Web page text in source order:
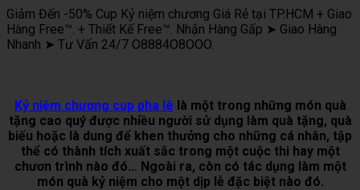
Giảm Đến -50% Cup Kỷ niệm chương Giá Rẻ tại TP.HCM + Giao
Hàng Free™. + Thiết Kế Free™. Nhận Hàng Gấp ➤ Giao Hàng
Nhanh ➤ Tư Vấn 24/7 O8884O8OOO.
Kỷ niệm chương cup pha lê là một trong những món quà
tặng cao quý được nhiều người sử dụng làm quà tặng, quà
biếu hoặc là dung để khen thưởng cho những cá nhân, tập
thể có thành tích xuất sắc trong một cuộc thi hay một
chươn trình nào đó… Ngoài ra, còn có tác dụng làm một
món quà kỷ niệm cho một dịp lễ đặc biệt nào đó.